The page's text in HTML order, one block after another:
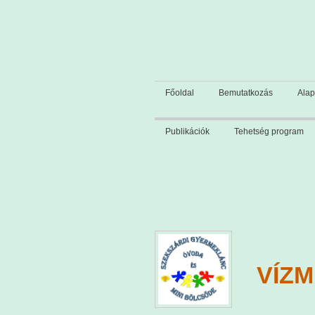
Főoldal Bemutatkozás
Publikációk Tehetség program